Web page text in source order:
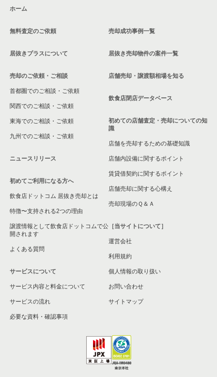
中野区の飲食店の居抜き売却物件の案件一覧
ホーム
無料査定のご依頼
居抜きプラスについて
売却のご依頼・ご相談
首都圏でのご相談・ご依頼
関西でのご相談・ご依頼
東海でのご相談・ご依頼
九州でのご相談・ご依頼
ニュースリリース
初めてご利用になる方へ
飲食店ドットコム 居抜き売却とは
特徴〜支持される2つの理由
譲渡情報として飲食店ドットコムで公
開されます
よくある質問
サービスについて
サービス内容と料金について
サービスの流れ
必要な資料・確認事項
売却成功事例一覧
居抜き売却物件の案件一覧
店舗売却・譲渡額相場を知る
飲食店閉店データベース
初めての店舗査定・売却についての知
識
店舗を売却するための基礎知識
店舗内設備に関するポイント
賃貸借契約に関するポイント
店舗売却に関する心構え
売却現場のＱ＆Ａ
［当サイトについて］
運営会社
利用規約
個人情報の取り扱い
お問い合わせ
サイトマップ